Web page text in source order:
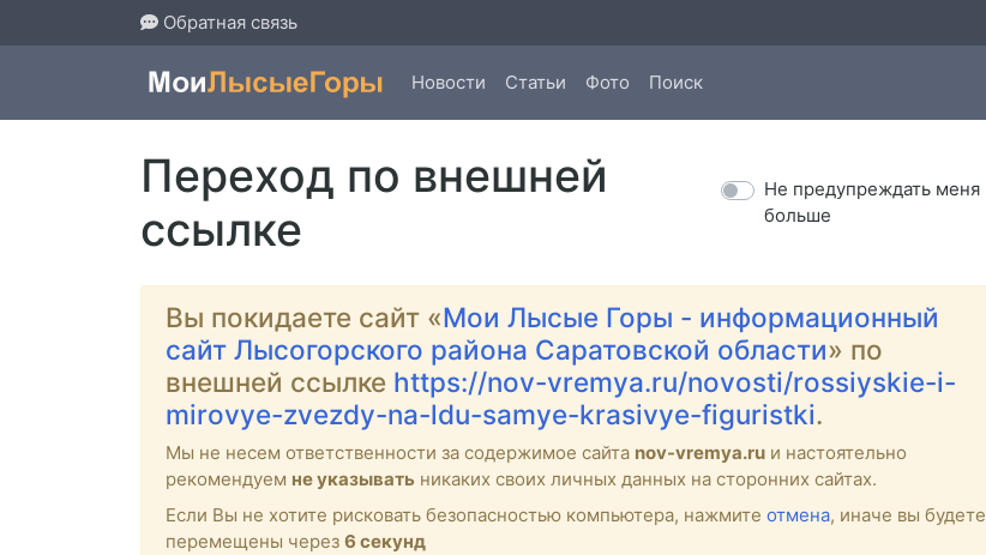
Обратная связь
Новости Статьи Фото Поиск
Переход по внешней
ссылке
Не предупреждать меня
больше
Вы покидаете сайт «Мои Лысые Горы - информационный
сайт Лысогорского района Саратовской области» по
внешней ссылке https://nov-vremya.ru/novosti/rossiyskie-i-
mirovye-zvezdy-na-ldu-samye-krasivye-figuristki.
Мы не несем ответственности за содержимое сайта nov-vremya.ru и настоятельно
рекомендуем не указывать никаких своих личных данных на сторонних сайтах.
Если Вы не хотите рисковать безопасностью компьютера, нажмите отмена, иначе вы будете
перемещены через 5 секунд